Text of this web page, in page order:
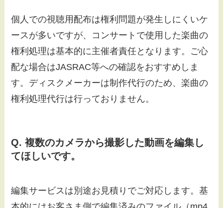
個人での視聴用配布は権利問題が発生しにくいケ
ースが多いですが、コンサートで使用した楽曲の
権利処理は基本的に主催者責任となります。ご心
配な場合はJASRAC等への確認をおすすめしま
す。ディスクメーカーは制作代行のため、楽曲の
権利処理代行は行っておりません。
Q. 複数のカメラから撮影した動画を編集し
てほしいです。
編集サービスは別途お見積りでご対応します。基